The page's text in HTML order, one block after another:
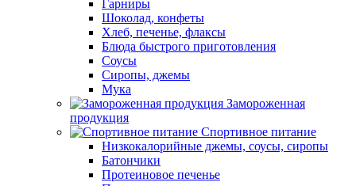
Гарниры
Шоколад, конфеты
Хлеб, печенье, флаксы
Блюда быстрого приготовления
Соусы
Сиропы, джемы
Мука
Замороженная
продукция
Спортивное питание
Низкокалорийные джемы, соусы, сиропы
Батончики
Протеиновое печенье